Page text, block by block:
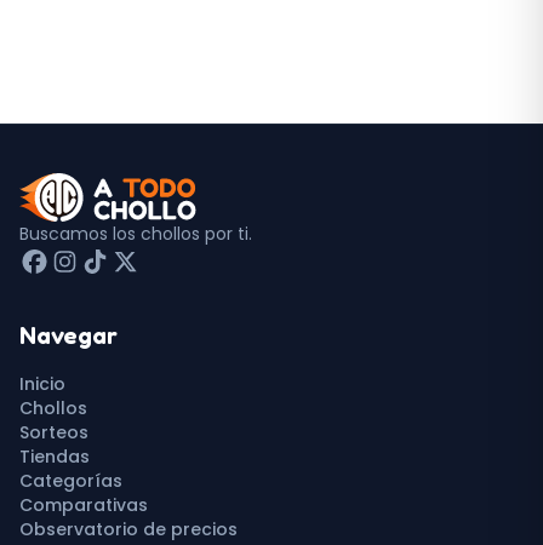
Buscamos los chollos por ti.
Navegar
Inicio
Chollos
Sorteos
Tiendas
Categorías
Comparativas
Observatorio de precios